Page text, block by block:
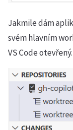
Jakmile dám
svém hlavním
VS Code otevřený.